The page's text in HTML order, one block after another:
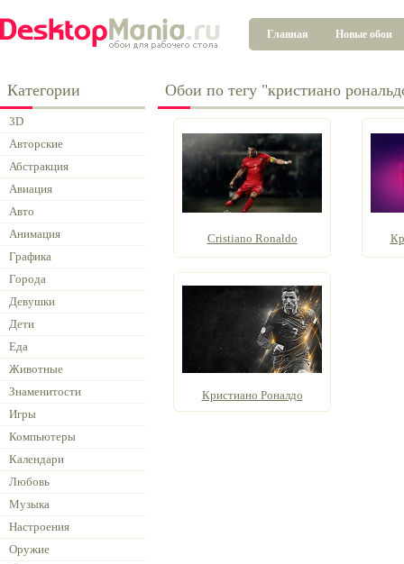
Главная Новые обои
Категории
3D
Авторские
Абстракция
Авиация
Авто
Анимация
Графика
Города
Девушки
Дети
Еда
Животные
Знаменитости
Игры
Компьютеры
Календари
Любовь
Музыка
Настроения
Оружие
Обои по тегу "кристиано
Сristiano Ronaldo
Кристиано Роналдо